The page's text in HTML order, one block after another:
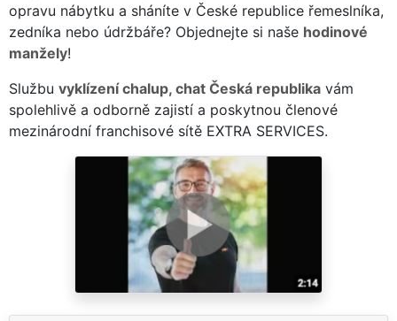
opravu nábytku a sháníte v České republice řemeslníka,
zedníka nebo údržbáře? Objednejte si naše hodinové
manžely!
Službu vyklízení chalup, chat Česká republika vám
spolehlivě a odborně zajistí a poskytnou členové
mezinárodní franchisové sítě EXTRA SERVICES.